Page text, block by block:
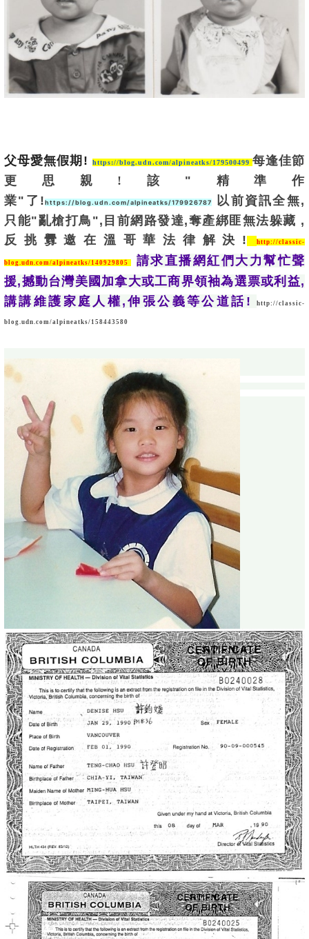
父母愛無假期! https://blog.udn.com/alpineatks/179500499 每逢佳節
更思親!
該"精準作
業"了!https://blog.udn.com/alpineatks/179926787
以前資訊全無,
只能"亂槍打鳥",目前網路發達,奪產綁匪無法躲藏 ,
反挑釁邀在溫哥華法律解決!
http://classic-
blog.udn.com/alpineatks/140929805
請求直播網紅們大力幫忙聲
援,撼動台灣美國加拿大或工商界領袖為選票或利益,
講講維護家庭人權,伸張公義等公道話!
http://classic-
blog.udn.com/alpineatks/158443580